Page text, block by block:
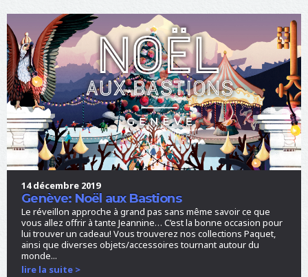
14 décembre 2019
Genève: Noël aux Bastions
Le réveillon approche à grand pas sans même savoir ce que
vous allez offrir à tante Jeannine… C’est la bonne occasion pour
lui trouver un cadeau! Vous trouverez nos collections Paquet,
ainsi que diverses objets/accessoires tournant autour du
monde...
lire la suite >